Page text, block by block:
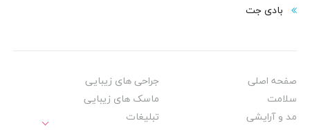
بادی‌ جت
صفحه اصلی
جراحی های زیبایی
سلامت
ماسک های زیبایی
مد و آرایشی
تبلیغات